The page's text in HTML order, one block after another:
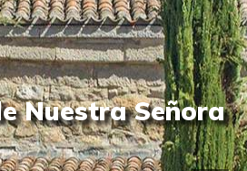
Nuestra Señora